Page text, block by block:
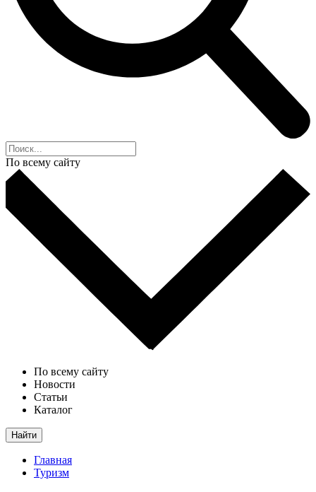
По всему сайту
По всему сайту
Новости
Статьи
Каталог
Найти
Главная
Туризм